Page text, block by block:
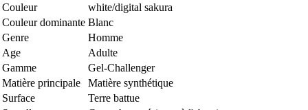
Couleur
white/digital sakura
Couleur dominante Blanc
Genre
Homme
Age
Adulte
Gamme
Gel-Challenger
Matière principale
Matière synthétique
Surface
Terre battue